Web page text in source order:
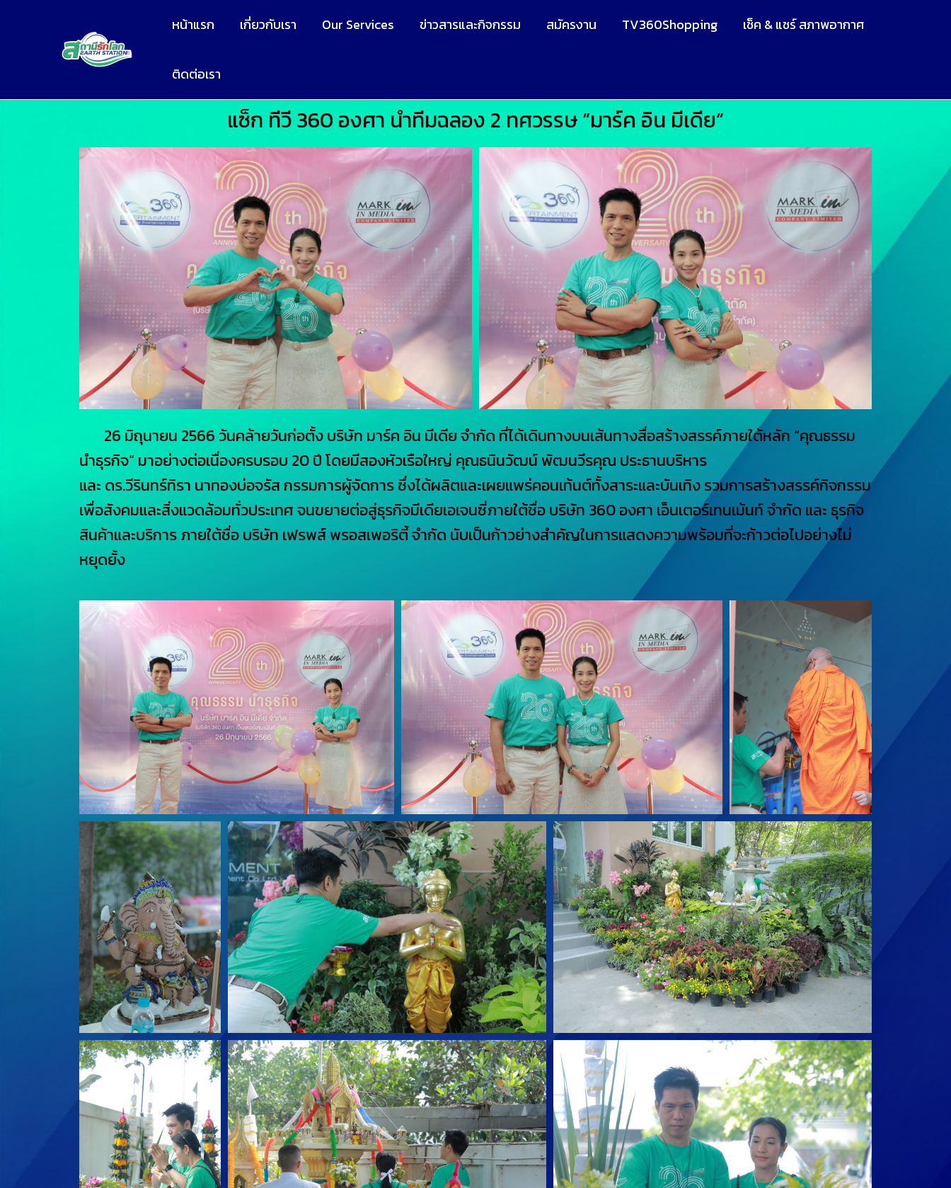
หน้าแรก เกี่ยวกับเรา Our Services ข่าวสารและกิจกรรม สมัครงาน TV360Shopping เช็ค & แชร์ สภาพอากาศ
ติดต่อเรา
แซ็ก ทีวี 360 องศา นำทีมฉลอง 2 ทศวรรษ “มาร์ค อิน มีเดีย”
26 มิถุนายน 2566 วันคล้ายวันก่อตั้ง บริษัท มาร์ค อิน มีเดีย จำกัด ที่ได้เดินทางบนเส้นทางสื่อสร้างสรรค์ภายใต้หลัก “คุณธรรม
นำธุรกิจ” มาอย่างต่อเนื่องครบรอบ 20 ปี โดยมีสองหัวเรือใหญ่ คุณธนินวัฒน์ พัฒนวีรคุณ ประธานบริหาร
และ ดร.วีรินทร์ทิรา นาทองบ่อจรัส กรรมการผู้จัดการ ซึ่งได้ผลิตและเผยแพร่คอนเท้นต์ทั้งสาระและบันเทิง รวมการสร้างสรรค์กิจกรรม
เพื่อสังคมและสิ่งแวดล้อมทั่วประเทศ จนขยายต่อสู่ธุรกิจมีเดียเอเจนซี่ภายใต้ชื่อ บริษัท 360 องศา เอ็นเตอร์เทนเม้นท์ จำกัด และ ธุรกิจ
สินค้าและบริการ ภายใต้ชื่อ บริษัท เฟรพส์ พรอสเพอริตี้ จำกัด นับเป็นก้าวย่างสำคัญในการแสดงความพร้อมที่จะก้าวต่อไปอย่างไม่
หยุดยั้ง